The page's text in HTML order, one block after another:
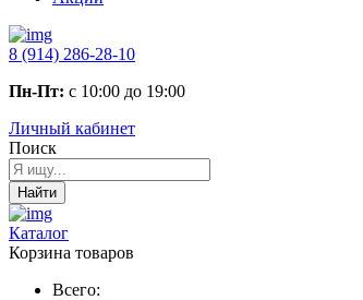
8 (914) 286-28-10
Пн-Пт: с 10:00 до 19:00
Личный кабинет
Поиск
Найти
Каталог
Корзина товаров
Всего: